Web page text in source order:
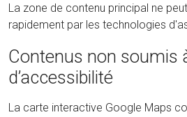
La zone de contenu principal ne
rapidement par les technologies
Contenus non soumis
d’accessibilité
La carte interactive Google Maps